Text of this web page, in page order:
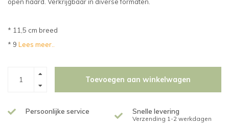
* 11,5 cm breed
* 9 Lees meer..
Toevoegen aan winkelwagen
Persoonlijke service Snelle levering
Verzending 1-2 werkdagen